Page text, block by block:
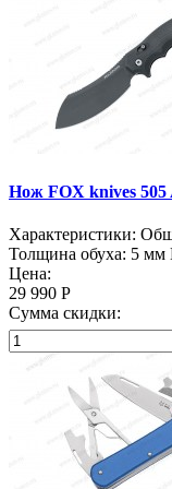
Нож FOX knives
Характеристики:
Толщина обуха: 5 мм
Цена:
29 990 Р
Сумма скидки: